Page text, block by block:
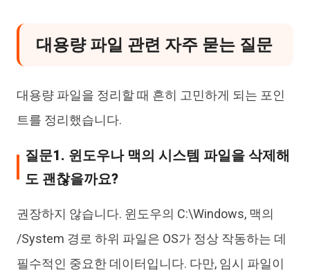
대용량 파일 관련 자주 묻는 질문
대용량 파일을 정리할 때 흔히 고민하게 되는 포인
트를 정리했습니다.
질문1. 윈도우나 맥의 시스템 파일을 삭제해
도 괜찮을까요?
권장하지 않습니다. 윈도우의 C:\Windows, 맥의
/System 경로 하위 파일은 OS가 정상 작동하는 데
필수적인 중요한 데이터입니다. 다만, 임시 파일이